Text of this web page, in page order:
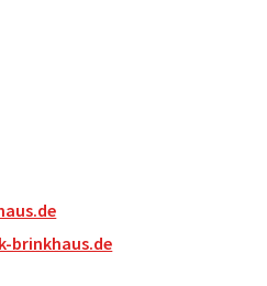
brinkhaus.de